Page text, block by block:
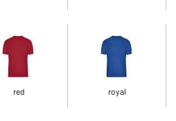
red royal